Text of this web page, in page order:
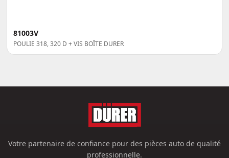
81003V
POULIE 318, 320 D + VIS BOÎTE DURER
Votre partenaire de confiance pour des pièces auto de qualité
professionnelle.